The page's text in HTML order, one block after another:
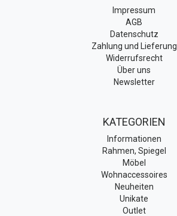
Impressum
AGB
Datenschutz
Zahlung und Lieferung
Widerrufsrecht
Über uns
Newsletter
KATEGORIEN
Informationen
Rahmen, Spiegel
Möbel
Wohnaccessoires
Neuheiten
Unikate
Outlet